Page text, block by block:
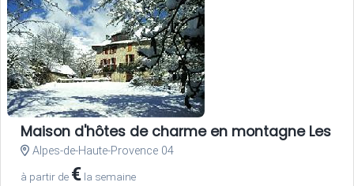
Maison d'hôtes de charme en montagne Les
Alpes-de-Haute-Provence 04
à partir de € la semaine